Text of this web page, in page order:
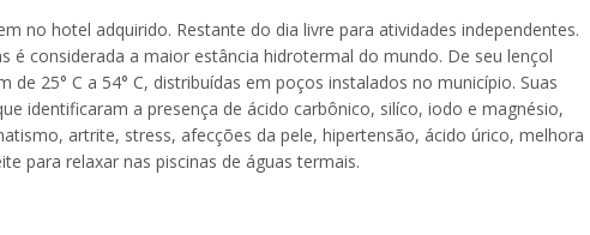
no hotel adquirido. Restante do dia livre para atividades independentes.
é considerada a maior estância hidrotermal do mundo. De seu lençol
25° C a 54° C, distribuídas em poços instalados no município. Suas
identificaram a presença de ácido carbônico, silíco, iodo e magnésio,
artrite, stress, afecções da pele, hipertensão, ácido úrico, melhora
para relaxar nas piscinas de águas termais.